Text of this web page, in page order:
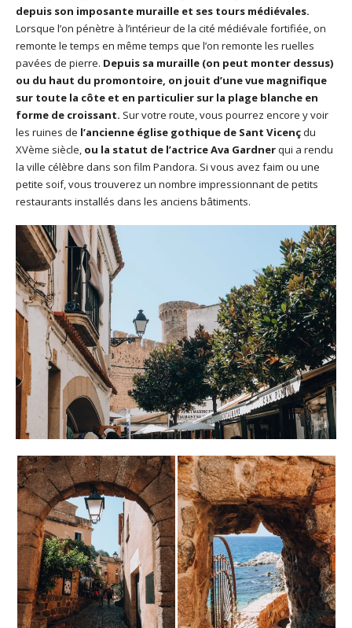
depuis son imposante muraille et ses tours médiévales.
Lorsque l’on pénètre à l’intérieur de la cité médiévale fortifiée, on
remonte le temps en même temps que l’on remonte les ruelles
pavées de pierre. Depuis sa muraille (on peut monter dessus)
ou du haut du promontoire, on jouit d’une vue magnifique
sur toute la côte et en particulier sur la plage blanche en
forme de croissant. Sur votre route, vous pourrez encore y voir
les ruines de l’ancienne église gothique de Sant Vicençdu
XVème siècle, ou la statut de l’actrice Ava Gardnerqui a rendu
la ville célèbre dans son film Pandora. Si vous avez faim ou une
petite soif, vous trouverez un nombre impressionnant de petits
restaurants installés dans les anciens bâtiments.